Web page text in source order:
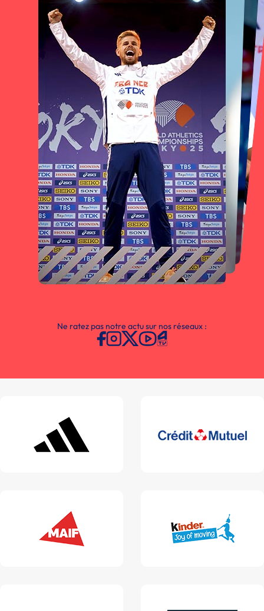
Ne ratez pas notre actu sur nos réseaux :